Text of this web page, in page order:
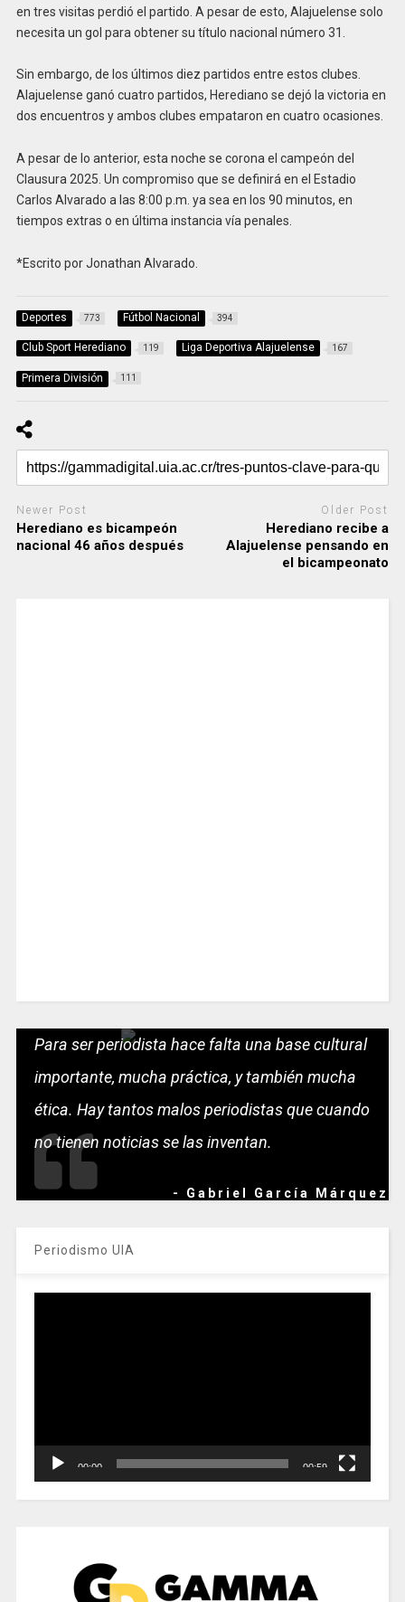
en tres visitas perdió el partido. A pesar de esto, Alajuelense solo
necesita un gol para obtener su título nacional número 31.
Sin embargo, de los últimos diez partidos entre estos clubes.
Alajuelense ganó cuatro partidos, Herediano se dejó la victoria en
dos encuentros y ambos clubes empataron en cuatro ocasiones.
A pesar de lo anterior, esta noche se corona el campeón del
Clausura 2025. Un compromiso que se definirá en el Estadio
Carlos Alvarado a las 8:00 p.m. ya sea en los 90 minutos, en
tiempos extras o en última instancia vía penales.
*Escrito por Jonathan Alvarado.
Deportes 773 Fútbol Nacional 394
Club Sport Herediano 119 Liga Deportiva Alajuelense 167
Primera División 111
Newer Post
Herediano es bicampeón
nacional 46 años después
Older Post
Herediano recibe a
Alajuelense pensando en
el bicampeonato
Para ser periodista hace falta una base cultural
importante, mucha práctica, y también mucha
ética. Hay tantos malos periodistas que cuando
no tienen noticias se las inventan.
- Gabriel García Márquez
Periodismo UIA
00:00 00:59